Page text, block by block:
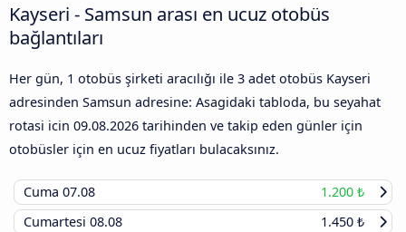
Kayseri - Samsun arası en ucuz otobüs
bağlantıları
Her gün, 1 otobüs şirketi aracılığı ile 3 adet otobüs Kayseri
adresinden Samsun adresine: Asagidaki tabloda, bu seyahat
rotasi icin 09.08.2026 tarihinden ve takip eden günler için
otobüsler için en ucuz fiyatları bulacaksınız.
Cuma 07.08
1.200 ₺
Cumartesi 08.08
1.450 ₺